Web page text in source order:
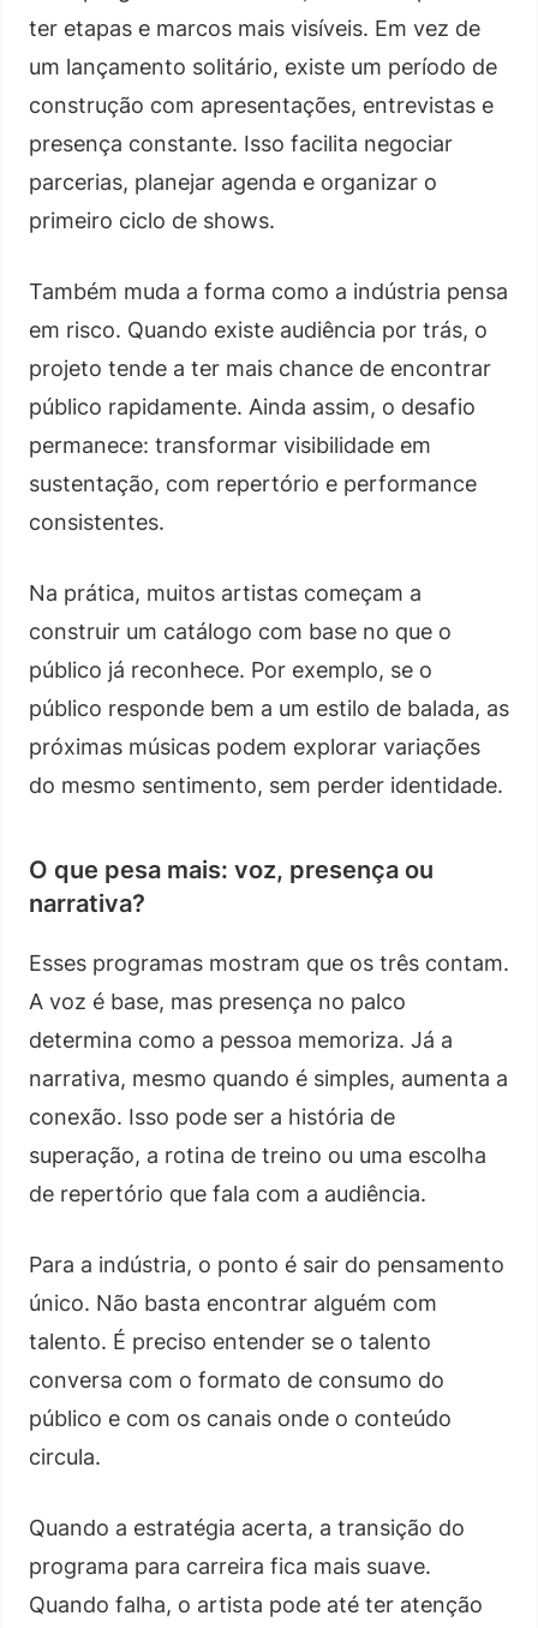
ter etapas e marcos mais visíveis. Em vez de
um lançamento solitário, existe um período de
construção com apresentações, entrevistas e
presença constante. Isso facilita negociar
parcerias, planejar agenda e organizar o
primeiro ciclo de shows.
Também muda a forma como a indústria pensa
em risco. Quando existe audiência por trás, o
projeto tende a ter mais chance de encontrar
público rapidamente. Ainda assim, o desafio
permanece: transformar visibilidade em
sustentação, com repertório e performance
consistentes.
Na prática, muitos artistas começam a
construir um catálogo com base no que o
público já reconhece. Por exemplo, se o
público responde bem a um estilo de balada, as
próximas músicas podem explorar variações
do mesmo sentimento, sem perder identidade.
O que pesa mais: voz, presença ou
narrativa?
Esses programas mostram que os três contam.
A voz é base, mas presença no palco
determina como a pessoa memoriza. Já a
narrativa, mesmo quando é simples, aumenta a
conexão. Isso pode ser a história de
superação, a rotina de treino ou uma escolha
de repertório que fala com a audiência.
Para a indústria, o ponto é sair do pensamento
único. Não basta encontrar alguém com
talento. É preciso entender se o talento
conversa com o formato de consumo do
público e com os canais onde o conteúdo
circula.
Quando a estratégia acerta, a transição do
programa para carreira fica mais suave.
Quando falha, o artista pode até ter atenção